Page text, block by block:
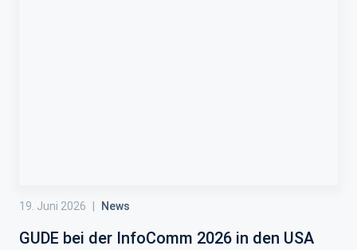
19. Juni 2026 News
GUDE bei der InfoComm 2026 in den USA